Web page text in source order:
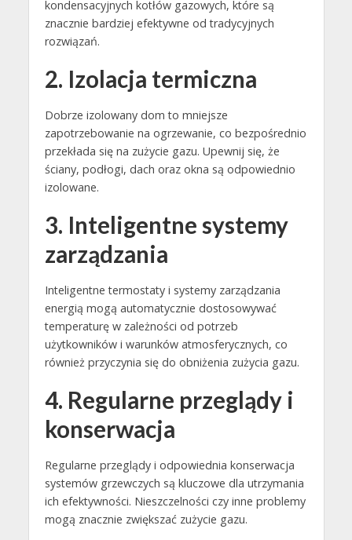
kondensacyjnych kotłów gazowych, które są
znacznie bardziej efektywne od tradycyjnych
rozwiązań.
2. Izolacja termiczna
Dobrze izolowany dom to mniejsze
zapotrzebowanie na ogrzewanie, co bezpośrednio
przekłada się na zużycie gazu. Upewnij się, że
ściany, podłogi, dach oraz okna są odpowiednio
izolowane.
3. Inteligentne systemy
zarządzania
Inteligentne termostaty i systemy zarządzania
energią mogą automatycznie dostosowywać
temperaturę w zależności od potrzeb
użytkowników i warunków atmosferycznych, co
również przyczynia się do obniżenia zużycia gazu.
4. Regularne przeglądy i
konserwacja
Regularne przeglądy i odpowiednia konserwacja
systemów grzewczych są kluczowe dla utrzymania
ich efektywności. Nieszczelności czy inne problemy
mogą znacznie zwiększać zużycie gazu.